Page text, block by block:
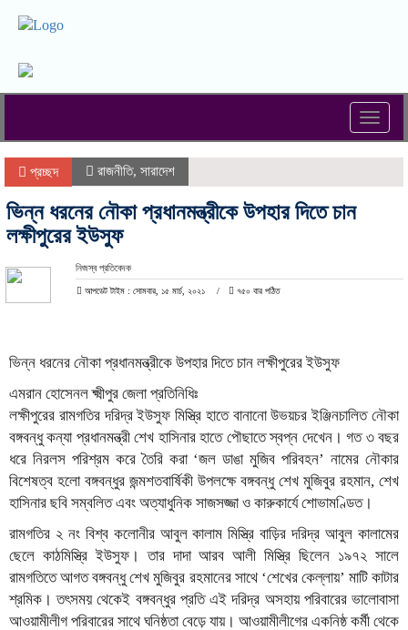
Toggle
প্রচ্ছদ রাজনীতি, সারাদেশ
ভিন্ন ধরনের নৌকা প্রধানমন্ত্রীকে উপহার দিতে চান
লক্ষীপুরের ইউসুফ
নিজস্ব প্রতিবেদক
আপডেট টাইম : সোমবার, ১৫ মার্চ, ২০২১ ৭৫০ বার পঠিত
ভিন্ন ধরনের নৌকা প্রধানমন্ত্রীকে উপহার দিতে চান লক্ষীপুরের ইউসুফ
এমরান হোসেনল ক্ষ্মীপুর জেলা প্রতিনিধিঃ
লক্ষীপুরের রামগতির দরিদ্র ইউসুফ মিস্ত্রি হাতে বানানো উভয়চর ইঞ্জিনচালিত নৌকা
বঙ্গবন্ধু কন্যা প্রধানমন্ত্রী শেখ হাসিনার হাতে পৌছাতে স্বপ্ন দেখেন। গত ৩ বছর
ধরে নিরলস পরিশ্রম করে তৈরি করা ‘জল ডাঙা মুজিব পরিবহন’ নামের নৌকার
বিশেষত্ব হলো বঙ্গবন্ধুর জন্মশতবার্ষিকী উপলক্ষে বঙ্গবন্ধু শেখ মুজিবুর রহমান, শেখ
হাসিনার ছবি সম্বলিত এবং অত্যাধুনিক সাজসজ্জা ও কারুকার্যে শোভামণ্ডিত।
রামগতির ২ নং বিশ্ব কলোনীর আবুল কালাম মিস্ত্রি বাড়ির দরিদ্র আবুল কালামের
ছেলে কাঠমিস্ত্রি ইউসুফ। তার দাদা আরব আলী মিস্ত্রি ছিলেন ১৯৭২ সালে
রামগতিতে আগত বঙ্গবন্ধু শেখ মুজিবুর রহমানের সাথে ‘শেখের কেল্লায়’ মাটি কাটার
শ্রমিক। তৎসময় থেকেই বঙ্গবন্ধুর প্রতি এই দরিদ্র অসহায় পরিবারের ভালোবাসা
আওয়ামীলীগ পরিবারের সাথে ঘনিষ্ঠতা বেড়ে যায়। আওয়ামীলীগের একনিষ্ঠ কর্মী থেকে